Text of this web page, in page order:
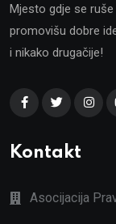
Mjesto gdje se
promovišu dobre
i nikako drugačije!
Kontakt
Asocijacija